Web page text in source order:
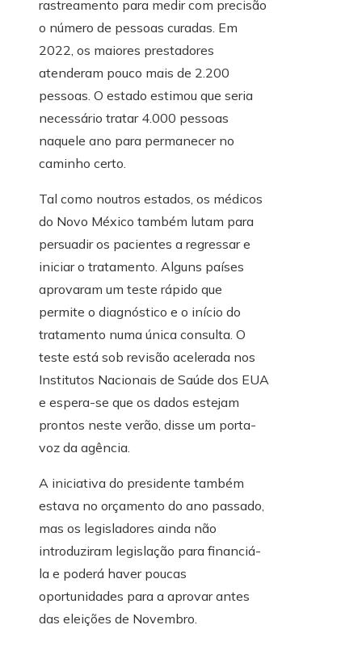
rastreamento para medir com precisão
o número de pessoas curadas. Em
2022, os maiores prestadores
atenderam pouco mais de 2.200
pessoas. O estado estimou que seria
necessário tratar 4.000 pessoas
naquele ano para permanecer no
caminho certo.
Tal como noutros estados, os médicos
do Novo México também lutam para
persuadir os pacientes a regressar e
iniciar o tratamento. Alguns países
aprovaram um teste rápido que
permite o diagnóstico e o início do
tratamento numa única consulta. O
teste está sob revisão acelerada nos
Institutos Nacionais de Saúde dos EUA
e espera-se que os dados estejam
prontos neste verão, disse um porta-
voz da agência.
A iniciativa do presidente também
estava no orçamento do ano passado,
mas os legisladores ainda não
introduziram legislação para financiá-
la e poderá haver poucas
oportunidades para a aprovar antes
das eleições de Novembro.